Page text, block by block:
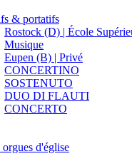
& portatifs
Rostock (D) | École
Musique
Eupen (B) | Privé
CONCERTINO
SOSTENUTO
DUO DI FLAUTI
CONCERTO
orgues d'église